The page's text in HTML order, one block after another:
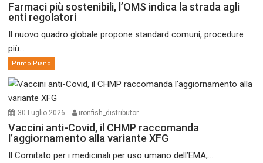
Farmaci più sostenibili, l’OMS indica la strada agli
enti regolatori
Il nuovo quadro globale propone standard comuni, procedure
più...
Primo Piano
30 Luglio 2026 ironfish_distributor
Vaccini anti-Covid, il CHMP raccomanda
l’aggiornamento alla variante XFG
Il Comitato per i medicinali per uso umano dell’EMA,...